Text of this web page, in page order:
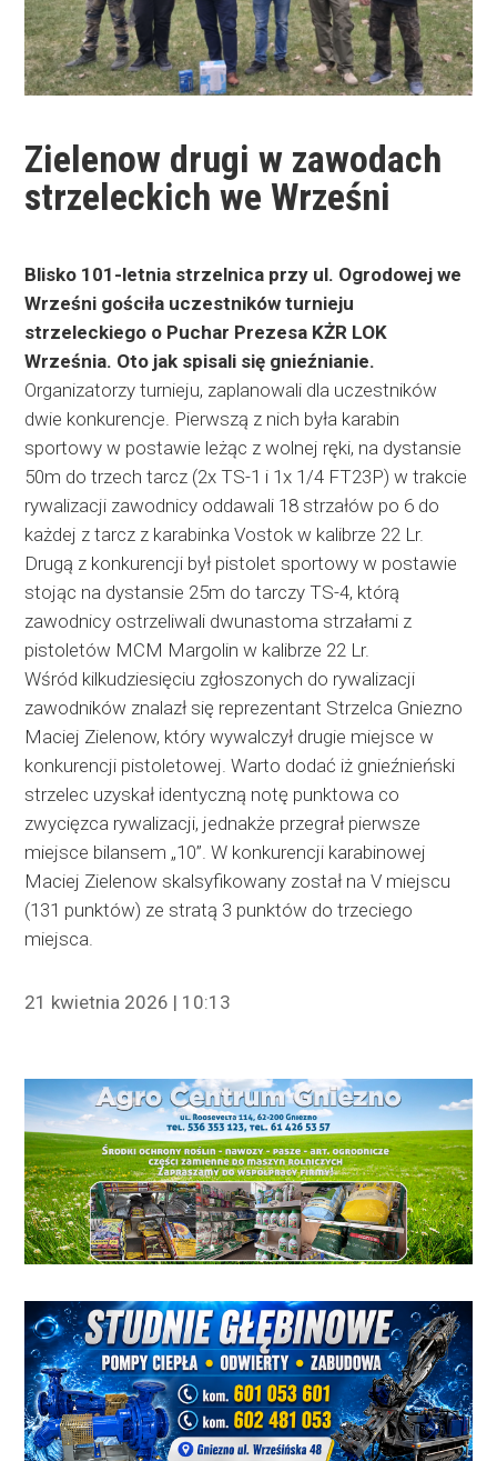
Zielenow drugi w zawodach
strzeleckich we Wrześni
Blisko 101-letnia strzelnica przy ul. Ogrodowej we
Wrześni gościła uczestników turnieju
strzeleckiego o Puchar Prezesa KŻR LOK
Września. Oto jak spisali się gnieźnianie.
Organizatorzy turnieju, zaplanowali dla uczestników
dwie konkurencje. Pierwszą z nich była karabin
sportowy w postawie leżąc z wolnej ręki, na dystansie
50m do trzech tarcz (2x TS-1 i 1x 1/4 FT23P) w trakcie
rywalizacji zawodnicy oddawali 18 strzałów po 6 do
każdej z tarcz z karabinka Vostok w kalibrze 22 Lr.
Drugą z konkurencji był pistolet sportowy w postawie
stojąc na dystansie 25m do tarczy TS-4, którą
zawodnicy ostrzeliwali dwunastoma strzałami z
pistoletów MCM Margolin w kalibrze 22 Lr.
Wśród kilkudziesięciu zgłoszonych do rywalizacji
zawodników znalazł się reprezentant Strzelca Gniezno
Maciej Zielenow, który wywalczył drugie miejsce w
konkurencji pistoletowej. Warto dodać iż gnieźnieński
strzelec uzyskał identyczną notę punktowa co
zwycięzca rywalizacji, jednakże przegrał pierwsze
miejsce bilansem „10”. W konkurencji karabinowej
Maciej Zielenow skalsyfikowany został na V miejscu
(131 punktów) ze stratą 3 punktów do trzeciego
miejsca.
21 kwietnia 2026 | 10:13